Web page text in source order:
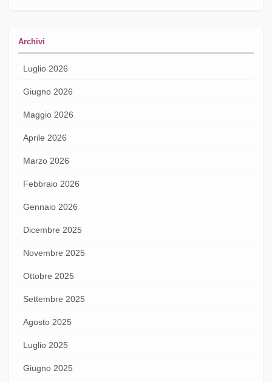
Archivi
Luglio 2026
Giugno 2026
Maggio 2026
Aprile 2026
Marzo 2026
Febbraio 2026
Gennaio 2026
Dicembre 2025
Novembre 2025
Ottobre 2025
Settembre 2025
Agosto 2025
Luglio 2025
Giugno 2025